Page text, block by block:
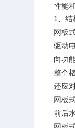
性能
1、结
网板
驱动
向功
整个
还应
网板
前后
网板